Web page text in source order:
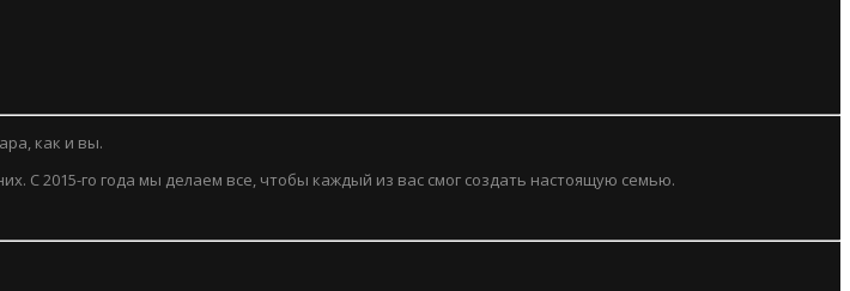
как и вы.
С 2015-го года мы делаем все, чтобы каждый из вас смог создать настоящую семью.